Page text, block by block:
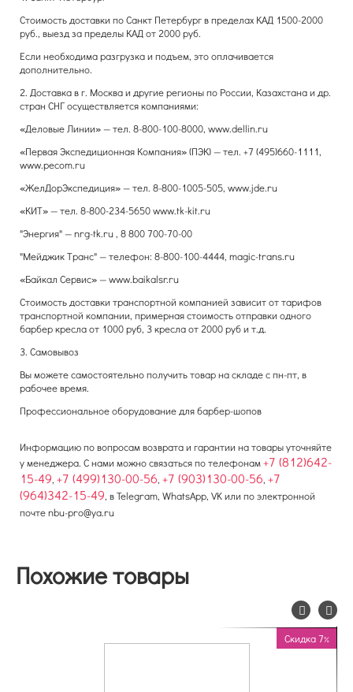
Стоимость доставки по Санкт Петербург в пределах КАД 1500-2000
руб., выезд за пределы КАД от 2000 руб.
Если необходима разгрузка и подъем, это оплачивается
дополнительно.
2. Доставка в г. Москва и другие регионы по России, Казахстана и др.
стран СНГ осуществляется компаниями:
«Деловые Линии» — тел. 8-800-100-8000, www.dellin.ru
«Первая Экспедиционная Компания» (ПЭК) — тел. +7 (495)660-1111,
www.pecom.ru
«ЖелДорЭкспедиция» — тел. 8-800-1005-505, www.jde.ru
«КИТ» — тел. 8-800-234-5650 www.tk-kit.ru
"Энергия" — nrg-tk.ru , 8 800 700-70-00
"Мейджик Транс" — телефон: 8-800-100-4444, magic-trans.ru
«Байкал Сервис» — www.baikalsr.ru
Стоимость доставки транспортной компанией зависит от тарифов
транспортной компании, примерная стоимость отправки одного
барбер кресла от 1000 руб, 3 кресла от 2000 руб и т.д.
3. Самовывоз
Вы можете самостоятельно получить товар на складе с пн-пт, в
рабочее время.
Профессиональное оборудование для барбер-шопов
Информацию по вопросам возврата и гарантии на товары уточняйте
у менеджера. С нами можно связаться по телефонам+7 (812)642-
15-49, +7 (499)130-00-56, +7 (903)130-00-56, +7
(964)342-15-49, в Telegram, WhatsApp, VK или по электронной
почтеnbu-pro@ya.ru
Похожие товары
Скидка 7%